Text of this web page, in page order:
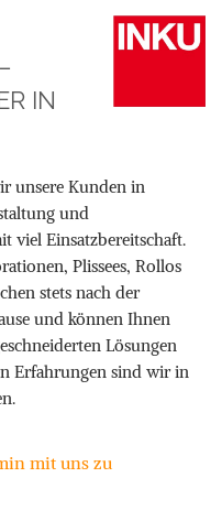
IN
unsere Kunden in
und
viel Einsatzbereitschaft.
Plissees, Rollos
stets nach der
und können Ihnen
Lösungen
Erfahrungen sind wir in
mit uns zu